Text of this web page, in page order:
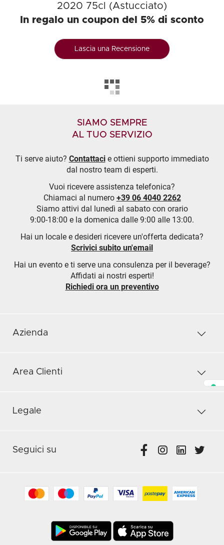
2020 75cl (Astucciato)
In regalo un coupon del 5% di sconto
Lascia una Recensione
SIAMO SEMPRE
AL TUO SERVIZIO
Ti serve aiuto? Contattacie ottieni supporto immediato
dal nostro team di esperti.
Vuoi ricevere assistenza telefonica?
Chiamaci al numero +39 06 4040 2262
Siamo attivi dal lunedì al sabato con orario
9:00-18:00 e la domenica dalle 9:00 alle 13:00.
Hai un locale e desideri ricevere un'offerta dedicata?
Scrivici subito un'email
Hai un evento e ti serve una consulenza per il beverage?
Affidati ai nostri esperti!
Richiedi ora un preventivo
Azienda
Area Clienti
Legale
Seguici su